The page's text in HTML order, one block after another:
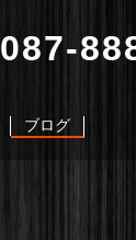
087-
ブログ